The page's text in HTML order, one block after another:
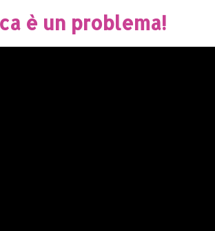
è un problema!